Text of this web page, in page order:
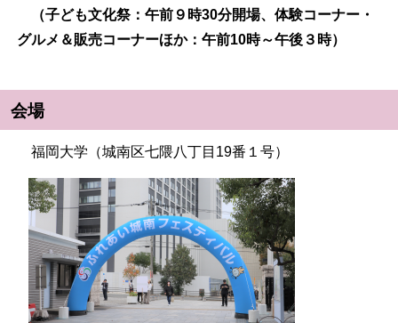
（子ども文化祭：午前９時30分開場、体験コーナー・
グルメ＆販売コーナーほか：午前10時～午後３時）
会場
福岡大学（城南区七隈八丁目19番１号）